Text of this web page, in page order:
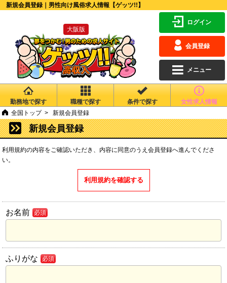
新規会員登録｜男性向け風俗求人情報【ゲッツ!!】
大阪版
ログイン
会員登録
メニュー
勤務地で探す 職種で探す 条件で探す 女性求人情報
全国トップ 新規会員登録
新規会員登録
利用規約の内容をご確認いただき、内容に同意のうえ会員登録へ進んでくださ
い。
利用規約を確認する
お名前 必須
ふりがな 必須